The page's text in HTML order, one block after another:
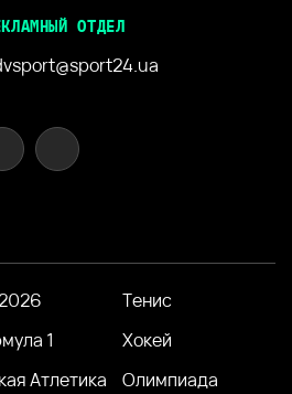
ОТДЕЛ
Тенис
1
Хокей
Атлетика
Олимпиада